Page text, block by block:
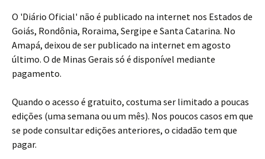
O 'Diário Oficial' não é publicado na internet nos Estados de
Goiás, Rondônia, Roraima, Sergipe e Santa Catarina. No
Amapá, deixou de ser publicado na internet em agosto
último. O de Minas Gerais só é disponível mediante
pagamento.
Quando o acesso é gratuito, costuma ser limitado a poucas
edições (uma semana ou um mês). Nos poucos casos em que
se pode consultar edições anteriores, o cidadão tem que
pagar.